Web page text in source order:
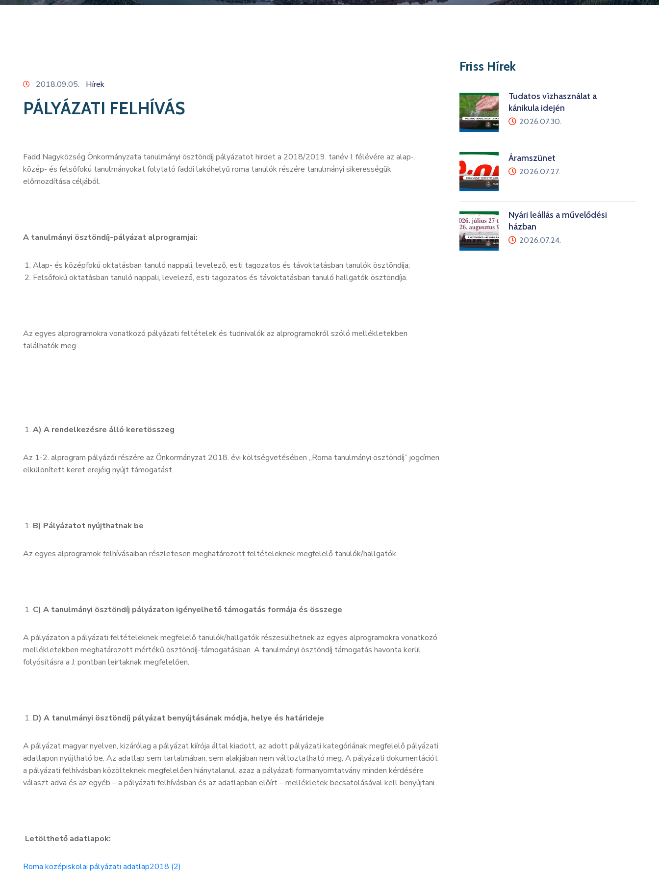
2018.09.05. Hírek
PÁLYÁZATI FELHÍVÁS
Fadd Nagyközség Önkormányzata tanulmányi ösztöndíj pályázatot hirdet a 2018/2019. tanév I. félévére az alap-,
közép- és felsőfokú tanulmányokat folytató faddi lakóhelyű roma tanulók részére tanulmányi sikerességük
előmozdítása céljából.
A tanulmányi ösztöndíj-pályázat alprogramjai:
Alap- és középfokú oktatásban tanuló nappali, levelező, esti tagozatos és távoktatásban tanulók ösztöndíja;
Felsőfokú oktatásban tanuló nappali, levelező, esti tagozatos és távoktatásban tanuló hallgatók ösztöndíja.
Az egyes alprogramokra vonatkozó pályázati feltételek és tudnivalók az alprogramokról szóló mellékletekben
találhatók meg.
A) A rendelkezésre álló keretösszeg
Az 1-2. alprogram pályázói részére az Önkormányzat 2018. évi költségvetésében „Roma tanulmányi ösztöndíj” jogcímen
elkülönített keret erejéig nyújt támogatást.
B) Pályázatot nyújthatnak be
Az egyes alprogramok felhívásaiban részletesen meghatározott feltételeknek megfelelő tanulók/hallgatók.
C) A tanulmányi ösztöndíj pályázaton igényelhető támogatás formája és összege
A pályázaton a pályázati feltételeknek megfelelő tanulók/hallgatók részesülhetnek az egyes alprogramokra vonatkozó
mellékletekben meghatározott mértékű ösztöndíj-támogatásban. A tanulmányi ösztöndíj támogatás havonta kerül
folyósításra a J. pontban leírtaknak megfelelően.
D) A tanulmányi ösztöndíj pályázat benyújtásának módja, helye és határideje
A pályázat magyar nyelven, kizárólag a pályázat kiírója által kiadott, az adott pályázati kategóriának megfelelő pályázati
adatlapon nyújtható be. Az adatlap sem tartalmában, sem alakjában nem változtatható meg. A pályázati dokumentációt
a pályázati felhívásban közölteknek megfelelően hiánytalanul, azaz a pályázati formanyomtatvány minden kérdésére
választ adva és az egyéb – a pályázati felhívásban és az adatlapban előírt – mellékletek becsatolásával kell benyújtani.
Letölthető adatlapok:
Roma középiskolai pályázati adatlap2018 (2)
Friss Hírek
Tudatos vízhasználat a
kánikula idején
2026.07.30.
Áramszünet
2026.07.27.
Nyári leállás a művelődési
házban
2026.07.24.